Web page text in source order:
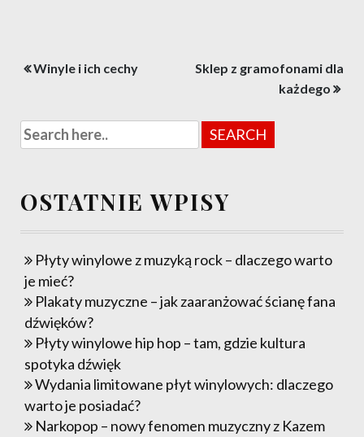
Nawigacja
Winyle i ich cechy
Sklep z gramofonami dla
każdego
OSTATNIE WPISY
Płyty winylowe z muzyką rock – dlaczego warto
je mieć?
Plakaty muzyczne – jak zaaranżować ścianę fana
dźwięków?
Płyty winylowe hip hop – tam, gdzie kultura
spotyka dźwięk
Wydania limitowane płyt winylowych: dlaczego
warto je posiadać?
Narkopop – nowy fenomen muzyczny z Kazem